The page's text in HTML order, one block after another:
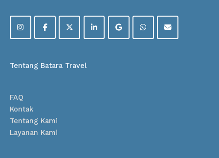
Tentang Batara Travel
FAQ
Kontak
Tentang Kami
Layanan Kami